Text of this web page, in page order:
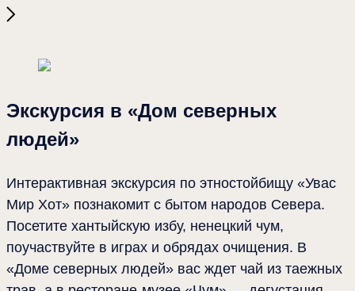
Экскурсия в «Дом северных
людей»
Интерактивная экскурсия по этностойбищу «Увас
Мир Хот» познакомит с бытом народов Севера.
Посетите хантыйскую избу, ненецкий чум,
поучаствуйте в играх и обрядах очищения. В
«Доме северных людей» вас ждет чай из таежных